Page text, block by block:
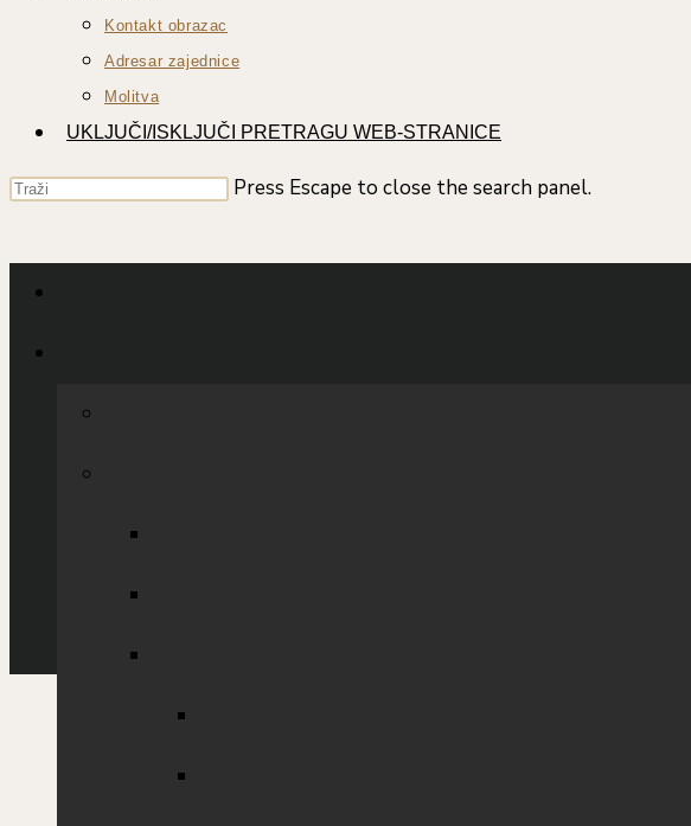
Kontakt obrazac
Adresar zajednice
Molitva
UKLJUČI/ISKLJUČI PRETRAGU WEB-STRANICE
Press Escape to close the search panel.